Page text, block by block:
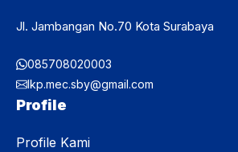
Jl. Jambangan No.70 Kota Surabaya
085708020003
lkp.mec.sby@gmail.com
Profile
Profile Kami